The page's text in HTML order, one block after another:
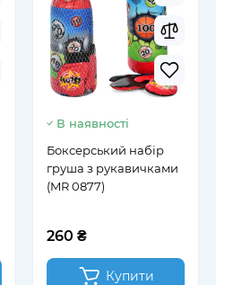
В наявності
Боксерський набір
груша з рукавичками
(MR 0877)
260 ₴
Купити